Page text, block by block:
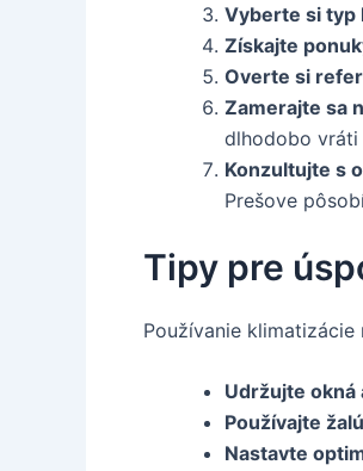
Vyberte si typ
Získajte
Overte si
Zamerajte sa
dlhodobo vráti
Konzultujte s
Prešove
Tipy pre
Používanie
Udržujte okná
Používajte
Nastavte